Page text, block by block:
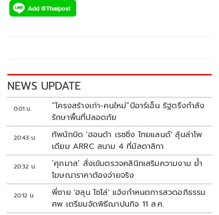
e
k
tt p
k
NEWS UPDATE
0:01 น.
“โครงสร้างเก่า-คนใหม่”บีอาร์เอ็น รัฐตรึงกำลัง
รักษาพื้นที่ปลอดภัย
20:43 น.
ทัพนักบิด 'ฮอนด้า เรซซิ่ง ไทยแลนด์' ลุ้นล่าโพ
เดียม ARRC สนาม 4 ที่มัลดาลิกา
20:32 น.
‘ศุภมาส’ สั่งเข้มตรวจคลินิกเสริมความงาม ย้ำ
โฆษณาราคาต้องจ่ายจริง
20:12 น.
พี่ชาย 'ฮลุน โซโล่' แจ้งกำหนดการสวดอภิธรรม
ศพ เตรียมจัดพิธีฌาปนกิจ 11 ส.ค.